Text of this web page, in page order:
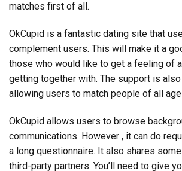
matches first of all.
OkCupid is a fantastic dating site that
complement users. This will make it a
those who would like to get a feeling of
getting together with. The support is
allowing users to match people of all age
OkCupid allows users to browse
communications. However , it can do
a long questionnaire. It also shares
third-party partners. You’ll need to give